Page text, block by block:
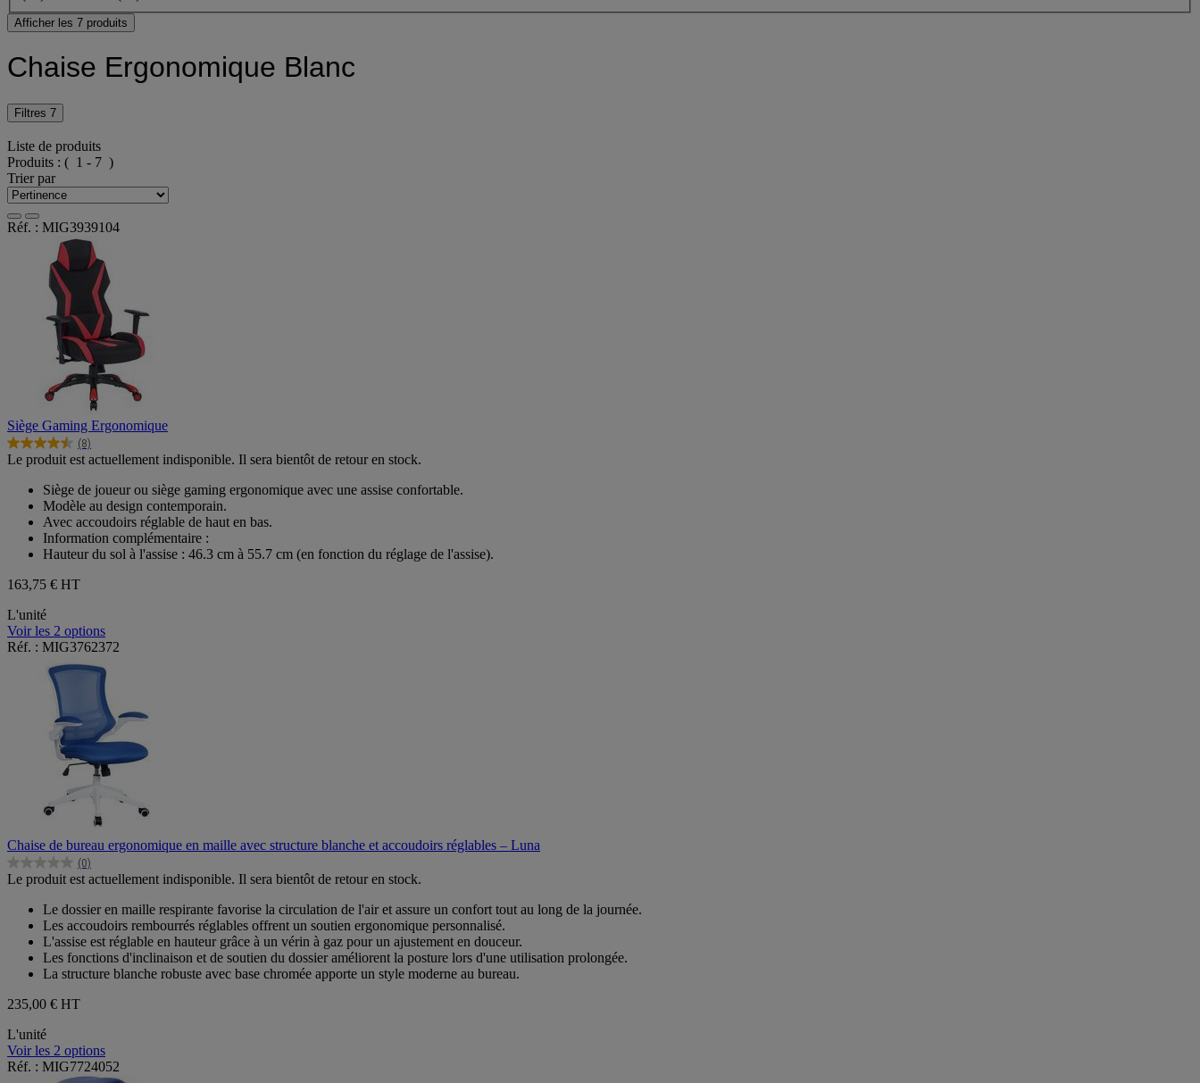
Afficher les 7 produits
Chaise Ergonomique Blanc
Filtres 7
Liste de produits
Produits : ( 1 - 7 )
Trier par
Réf. : MIG3939104
Siège Gaming Ergonomique
(8)
4.5
sur
étoiles.
Le produit est actuellement indisponible. Il sera bientôt de retour en stock.
Siège de joueur ou siège gaming ergonomique avec une assise confortable.
Modèle au design contemporain.
Avec accoudoirs réglable de haut en bas.
Information complémentaire :
Hauteur du sol à l'assise : 46.3 cm à 55.7 cm (en fonction du réglage de l'assise).
163,75 € HT
L'unité
Voir les 2 options
Réf. : MIG3762372
Chaise de bureau ergonomique en maille avec structure blanche et accoudoirs réglables – Luna
(0)
0.0
sur
étoiles.
Le produit est actuellement indisponible. Il sera bientôt de retour en stock.
Le dossier en maille respirante favorise la circulation de l'air et assure un confort tout au long de la journée.
Les accoudoirs rembourrés réglables offrent un soutien ergonomique personnalisé.
L'assise est réglable en hauteur grâce à un vérin à gaz pour un ajustement en douceur.
Les fonctions d'inclinaison et de soutien du dossier améliorent la posture lors d'une utilisation prolongée.
La structure blanche robuste avec base chromée apporte un style moderne au bureau.
235,00 € HT
L'unité
Voir les 2 options
Réf. : MIG7724052